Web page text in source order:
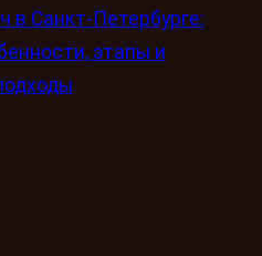
в Санкт-Петербурге:
этапы и